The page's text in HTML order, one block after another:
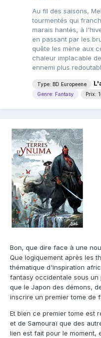
Au fil des saisons,
tourmentés qui
marais hantés, à
en passant par les
quête les mène aux
chaleur implacable
ennemi plus
Type: BD Europeene
Genre: Fantasy Prix:
Bon, que dire face à une
Que logiquement après les
thématique d'inspiration
fantasy occidentale sous un
que le Japon des démons,
inscrire un premier tome de
Et bien ce premier tome est
et de Samouraï que des
lien est fait pour le moment,